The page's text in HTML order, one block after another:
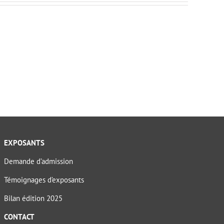
EXPOSANTS
Demande d’admission
Témoignages d’exposants
Bilan édition 2025
CONTACT